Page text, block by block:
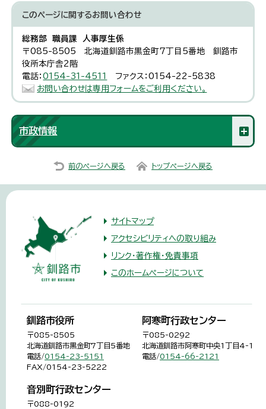
このページに関するお問い合わせ
総務部 職員課 人事厚生係
〒085-8505 北海道釧路市黒金町7丁目5番地 釧路市
役所本庁舎2階
電話：0154-31-4511
ファクス：0154-22-5838
お問い合わせは専用フォームをご利用ください。
市政情報
前のページへ戻る トップページへ戻る
サイトマップ
アクセシビリティへの取り組み
リンク・著作権・免責事項
このホームページについて
釧路市役所
〒085-8505
北海道釧路市黒金町7丁目5番地
電話/0154-23-5151
FAX/0154-23-5222
阿寒町行政センター
〒085-0292
北海道釧路市阿寒町中央1丁目4-1
電話/0154-66-2121
音別町行政センター
〒088-0192